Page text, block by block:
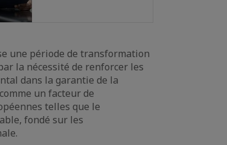
une période de transformation
la nécessité de renforcer les
dans la garantie de la
un facteur de
telles que le
fondé sur les